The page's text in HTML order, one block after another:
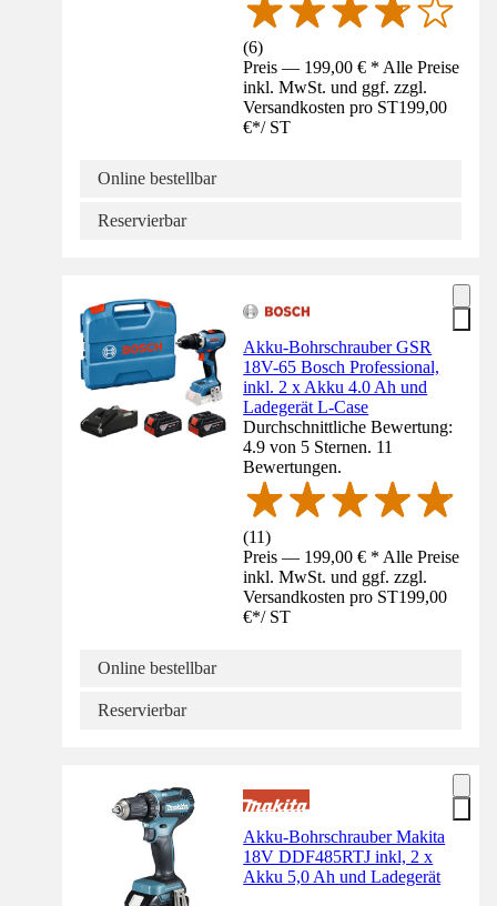
(6)
Preis — 199,00 € * Alle Preise
inkl. MwSt. und ggf. zzgl.
Versandkosten pro ST199,00
€*/ ST
Online bestellbar
Reservierbar
Akku-Bohrschrauber GSR
18V-65 Bosch Professional,
inkl. 2 x Akku 4.0 Ah und
Ladegerät L-Case
Durchschnittliche Bewertung:
4.9 von 5 Sternen. 11
Bewertungen.
(11)
Preis — 199,00 € * Alle Preise
inkl. MwSt. und ggf. zzgl.
Versandkosten pro ST199,00
€*/ ST
Online bestellbar
Reservierbar
Akku-Bohrschrauber Makita
18V DDF485RTJ inkl, 2 x
Akku 5,0 Ah und Ladegerät